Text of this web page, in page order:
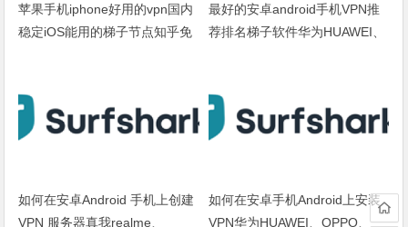
苹果手机iphone好用的vpn国内
稳定iOS能用的梯子节点知乎免
最好的安卓android手机VPN推
荐排名梯子软件华为HUAWEI、
如何在安卓Android 手机上创建
VPN 服务器真我realme、
如何在安卓手机Android上安装
VPN华为HUAWEI、OPPO、